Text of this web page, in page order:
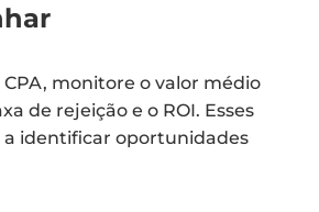
CPA, monitore o valor médio
de rejeição e o ROI. Esses
identificar oportunidades